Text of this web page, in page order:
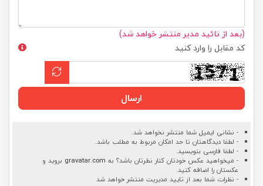
(بعد از تائید مدیر منتشر خواهد شد)
کد مقابل را وارد کنید
ارسال
- نشانی ایمیل شما منتشر نخواهد شد.
- لطفا دیدگاهتان تا حد امکان مربوط به مطلب باشد.
- لطفا فارسی بنویسید.
- میخواهید عکس خودتان کنار نظرتان باشد؟ به gravatar.com بروید و
عکستان را اضافه کنید.
- نظرات شما بعد از تایید مدیریت منتشر خواهد شد